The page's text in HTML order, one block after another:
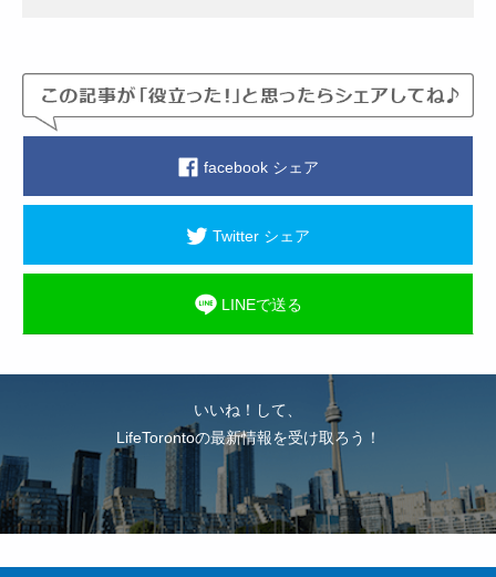
facebook シェア
Twitter シェア
LINEで送る
いいね！して、
LifeTorontoの最新情報を受け取ろう！